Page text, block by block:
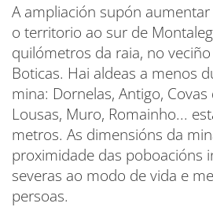
A ampliación supón
o territorio ao sur de
quilómetros da raia, no
Boticas. Hai aldeas a menos
mina: Dornelas, Antigo,
Lousas, Muro, Romainho...
metros. As dimensións da
proximidade das poboacións
severas ao modo de vida e
persoas.